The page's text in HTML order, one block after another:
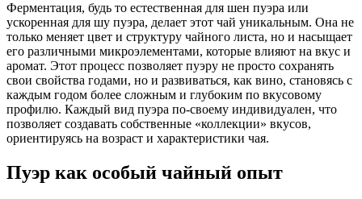
Ферментация, будь то естественная для шен пуэра или
ускоренная для шу пуэра, делает этот чай уникальным. Она не
только меняет цвет и структуру чайного листа, но и насыщает
его различными микроэлементами, которые влияют на вкус и
аромат. Этот процесс позволяет пуэру не просто сохранять
свои свойства годами, но и развиваться, как вино, становясь с
каждым годом более сложным и глубоким по вкусовому
профилю. Каждый вид пуэра по-своему индивидуален, что
позволяет создавать собственные «коллекции» вкусов,
ориентируясь на возраст и характеристики чая.
Пуэр как особый чайный опыт